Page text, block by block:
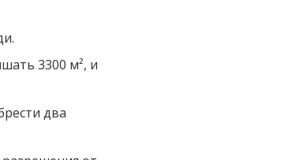
3300 м², и
два